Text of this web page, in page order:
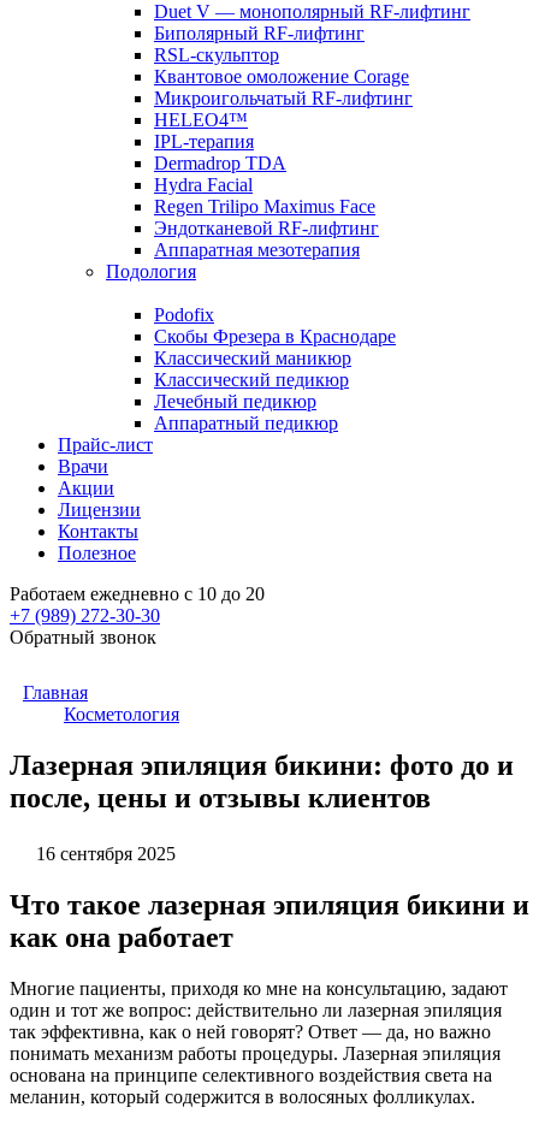
Duet V — монополярный RF-лифтинг
Биполярный RF-лифтинг
RSL-скульптор
Квантовое омоложение Corage
Микроигольчатый RF-лифтинг
HELEO4™
IPL-терапия
Dermadrop TDA
Hydra Facial
Regen Trilipo Maximus Face
Эндотканевой RF-лифтинг
Аппаратная мезотерапия
Подология
Podofix
Скобы Фрезера в Краснодаре
Классический маникюр
Классический педикюр
Лечебный педикюр
Аппаратный педикюр
Прайс-лист
Врачи
Акции
Лицензии
Контакты
Полезное
Работаем ежедневно с 10 до 20
+7 (989) 272-30-30
Обратный звонок
Главная
Косметология
Лазерная эпиляция бикини: фото до и
после, цены и отзывы клиентов
16 сентября 2025
Что такое лазерная эпиляция бикини и
как она работает
Многие пациенты, приходя ко мне на консультацию, задают
один и тот же вопрос: действительно ли лазерная эпиляция
так эффективна, как о ней говорят? Ответ — да, но важно
понимать механизм работы процедуры. Лазерная эпиляция
основана на принципе селективного воздействия света на
меланин, который содержится в волосяных фолликулах.